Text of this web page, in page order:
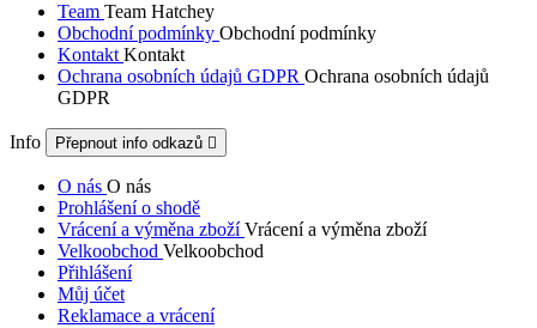
Team Team Hatchey
Obchodní podmínky Obchodní podmínky
KontaktKontakt
Ochrana osobních údajů GDPR Ochrana osobních údajů
GDPR
Info Přepnout info odkazů 
O nás O nás
Prohlášení o shodě
Vrácení a výměna zboží Vrácení a výměna zboží
Velkoobchod Velkoobchod
Přihlášení
Můj účet
Reklamace a vrácení